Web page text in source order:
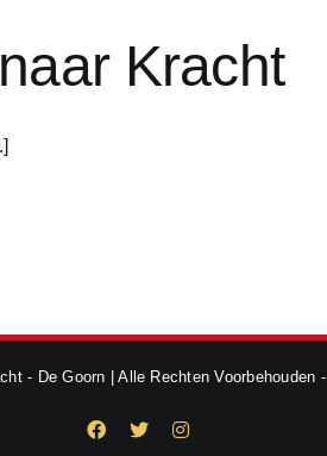
Kracht
- De Goorn | Alle Rechten Voorbehouden -
Facebook
X Instagram